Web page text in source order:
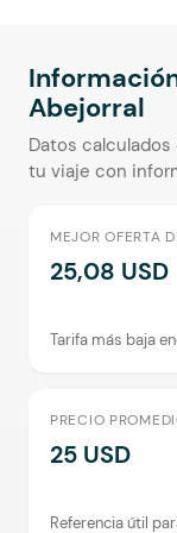
Abejorral
Datos
tu viaje con
MEJOR OFERTA
25,08 USD
Tarifa más baja
PRECIO
25 USD
Referencia útil